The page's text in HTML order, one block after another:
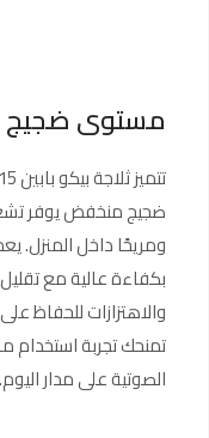
مستوى
ضجيج منخفض يوفر
ومريحًا داخل المنزل.
بكفاءة عالية مع
والاهتزازات للحفاظ
تمنحك تجربة استخدام
الصوتية على مدار اليوم.